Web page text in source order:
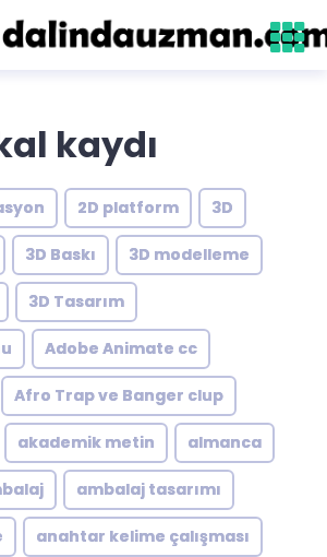
kaydı
2D platform 3D
3D Baskı 3D modelleme
3D Tasarım
Adobe Animate cc
Afro Trap ve Banger clup
akademik metin almanca
ambalaj tasarımı
anahtar kelime çalışması